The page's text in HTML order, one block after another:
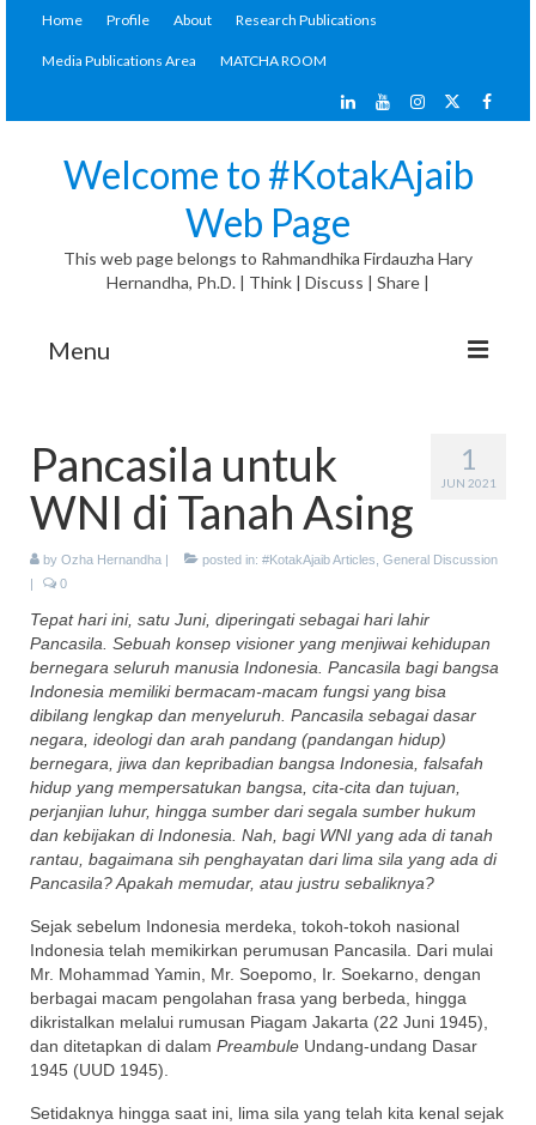
Home Profile About Research Publications
Media Publications Area MATCHA ROOM
Welcome to #KotakAjaib
Web Page
This web page belongs to Rahmandhika Firdauzha Hary
Hernandha, Ph.D. | Think | Discuss | Share |
Menu
General Discussion
Materials Corner
Energy Storage
Ceritatira
Movie/Book Review
#KotakAjaib Collabs (Book)
#KotakAjaib Novels
1
JUN 2021
Pancasila untuk
WNI di Tanah Asing
by Ozha Hernandha posted in: #KotakAjaib Articles General Discussion
0
Tepat hari ini, satu Juni, diperingati sebagai hari lahir
Pancasila. Sebuah konsep visioner yang menjiwai kehidupan
bernegara seluruh manusia Indonesia. Pancasila bagi bangsa
Indonesia memiliki bermacam-macam fungsi yang bisa
dibilang lengkap dan menyeluruh. Pancasila sebagai dasar
negara, ideologi dan arah pandang (pandangan hidup)
bernegara, jiwa dan kepribadian bangsa Indonesia, falsafah
hidup yang mempersatukan bangsa, cita-cita dan tujuan,
perjanjian luhur, hingga sumber dari segala sumber hukum
dan kebijakan di Indonesia. Nah, bagi WNI yang ada di tanah
rantau, bagaimana sih penghayatan dari lima sila yang ada di
Pancasila? Apakah memudar, atau justru sebaliknya?
Sejak sebelum Indonesia merdeka, tokoh-tokoh nasional
Indonesia telah memikirkan perumusan Pancasila. Dari mulai
Mr. Mohammad Yamin, Mr. Soepomo, Ir. Soekarno, dengan
berbagai macam pengolahan frasa yang berbeda, hingga
dikristalkan melalui rumusan Piagam Jakarta (22 Juni 1945),
dan ditetapkan di dalam Preambule Undang-undang Dasar
1945 (UUD 1945).
Setidaknya hingga saat ini, lima sila yang telah kita kenal sejak